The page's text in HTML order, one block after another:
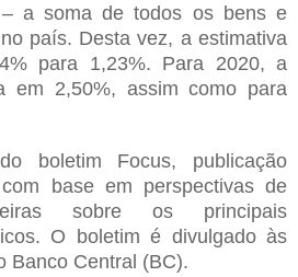
a soma de todos os bens e
país. Desta vez, a estimativa
para 1,23%. Para 2020, a
em 2,50%, assim como para
boletim Focus, publicação
base em perspectivas de
sobre os principais
O boletim é divulgado às
Banco Central (BC).